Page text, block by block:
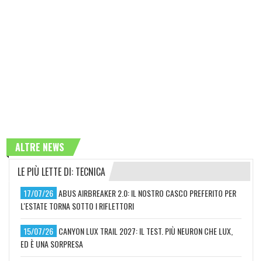
ALTRE NEWS
LE PIÙ LETTE DI: TECNICA
17/07/26 ABUS AIRBREAKER 2.0: IL NOSTRO CASCO PREFERITO PER
L'ESTATE TORNA SOTTO I RIFLETTORI
15/07/26 CANYON LUX TRAIL 2027: IL TEST. PIÙ NEURON CHE LUX,
ED È UNA SORPRESA